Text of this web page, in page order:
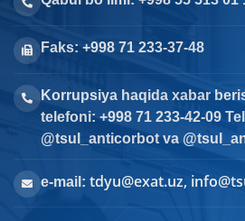
Faks: +998 71 233-37-48
Korrupsiya haqida xabar
telefoni: +998 71 233-42-09
@tsul_anticorbot va
e-mail: tdyu@exat.uz,